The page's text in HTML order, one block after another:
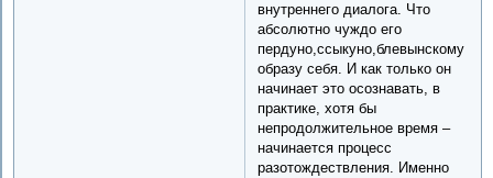
внутреннего диалога. Что
абсолютно чуждо его
пердуно,ссыкуно,блевынскому
образу себя. И как только он
начинает это осознавать, в
практике, хотя бы
непродолжительное время –
начинается процесс
разотождествления. Именно